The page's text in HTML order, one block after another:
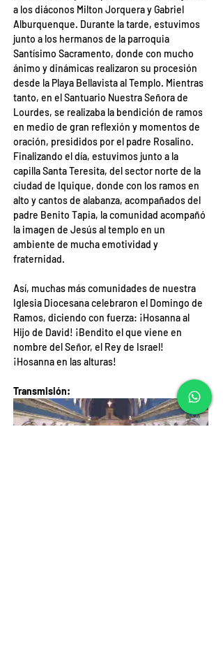
a los diáconos Milton Jorquera y Gabriel
Alburquenque. Durante la tarde, estuvimos
junto a los hermanos de la parroquia
Santísimo Sacramento, donde con mucho
ánimo y dinámicas realizaron su procesión
desde la Playa Bellavista al Templo. Mientras
tanto, en el Santuario Nuestra Señora de
Lourdes, se realizaba la bendición de ramos
en medio de gran reflexión y momentos de
oración, presididos por el padre Rosalino.
Finalizando el día, estuvimos junto a la
capilla Santa Teresita, del sector norte de la
ciudad de Iquique, donde con los ramos en
alto y cantos de alabanza, acompañados del
padre Benito Tapia, la comunidad acompañó
la imagen de Jesús al templo en un
ambiente de mucha emotividad y
fraternidad.
Así, muchas más comunidades de nuestra
Iglesia Diocesana celebraron el Domingo de
Ramos, diciendo con fuerza: ¡Hosanna al
Hijo de David! ¡Bendito el que viene en
nombre del Señor, el Rey de Israel!
¡Hosanna en las alturas!
Transmisión: